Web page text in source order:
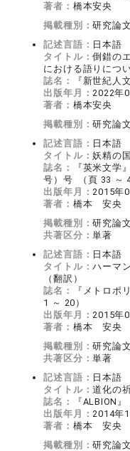
著者： 橋本安央
掲載種別：研究論
記述言語： 日本語
タイトル：倒錯の
における語りにつ
誌名：
『新世紀人
出版年月：2022年
著者： 橋本安央
掲載種別：研究論
記述言語： 日本語
タイトル：妖精の
誌名：
『英米文学
号）号 （頁 33 ～
出版年月：2015年
著者： 橋本 安央
掲載種別：研究論
共著区分：単著
記述言語： 日本語
タイトル：ハーマ
（翻訳）
誌名：
『メトロポ
1 ～ 20）
出版年月：2015年
著者： 橋本 安央
掲載種別：研究論
共著区分：単著
記述言語： 日本語
タイトル：道化の
誌名：
『ALBION
出版年月：2014年
著者： 橋本 安央
掲載種別：研究論